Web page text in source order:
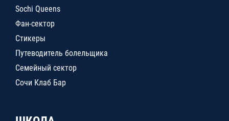
Sochi Queens
Фан-сектор
Стикеры
Путеводитель болельщика
Семейный сектор
Сочи Клаб Бар